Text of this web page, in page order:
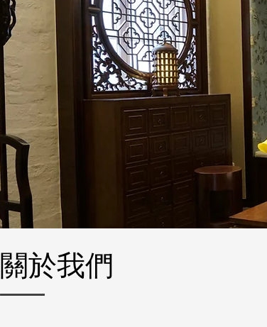
關於我們